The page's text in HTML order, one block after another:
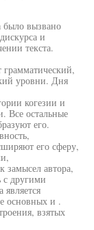
было вызвано
и
текста.
грамматический,
уровни. Дня
когезии и
Все остальные
его.
его сферу,
замысел автора,
с другими
основных и .
взятых